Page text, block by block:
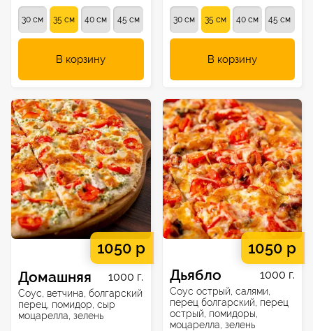
30 см 35 см 40 см 45 см
В корзину
30 см 35 см 40 см 45 см
В корзину
1050 р
Домашняя 1000 г.
Соус, ветчина, болгарский
перец, помидор, сыр
моцарелла, зелень
1050 р
Дьябло 1000 г.
Соус острый, салями,
перец болгарский, перец
острый, помидоры,
моцарелла, зелень